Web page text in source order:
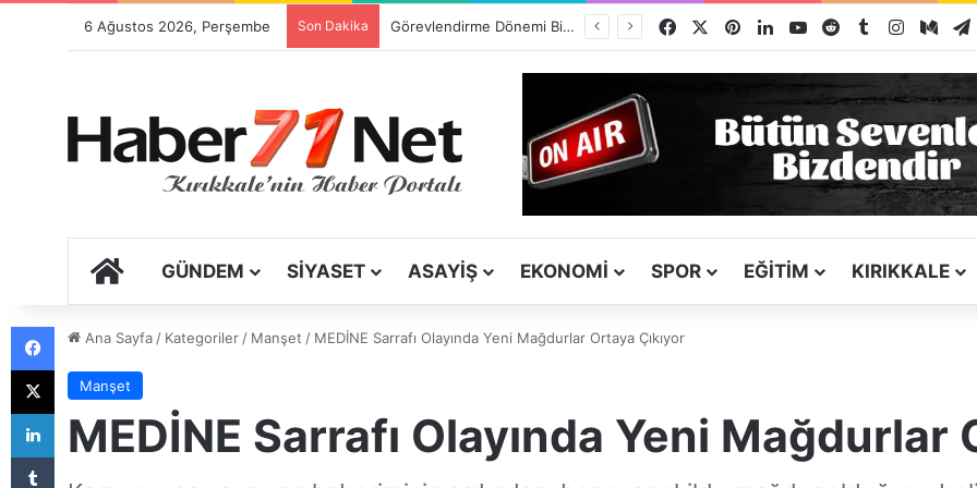
6 Ağustos 2026, Perşembe Son Dakika Kız Kardeşini Öldüren Firari Mandırada Yakalandı Facebook PinterestLinkedInYouTubeRedditTumblrInstagram
ANA SAYFA
GÜNDEM SIYASET ASAYIŞ EKONOMI SPOR EĞITIM KIRIKKALE
Ana Sayfa/ Kategoriler/ Manşet / MEDİNE Sarrafı Olayında Yeni Mağdurlar Ortaya Çıkıyor
Manşet
MEDİNE Sarrafı Olayında Yeni Mağdurlar
Tumblr